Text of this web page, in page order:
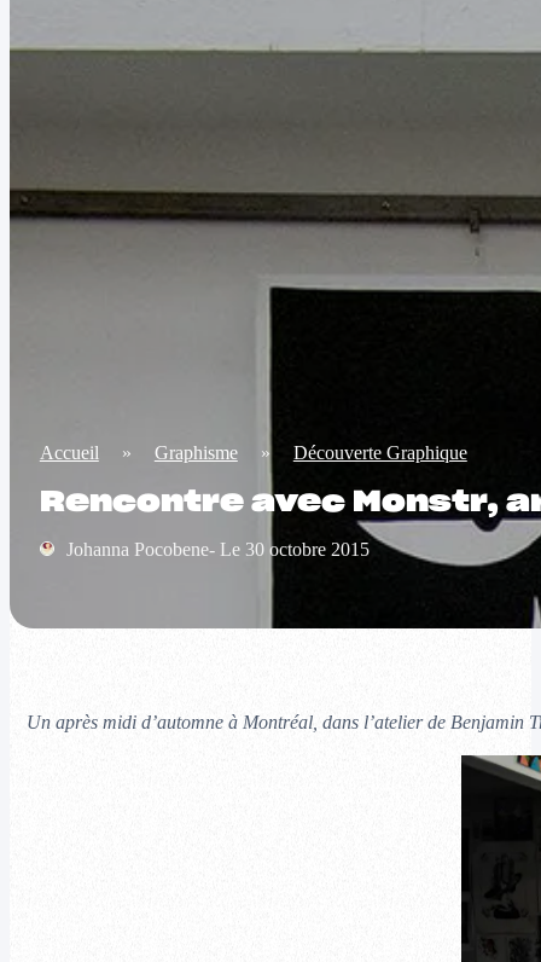
Accueil » Graphisme » Découverte Graphique
Rencontre avec Monstr,
Johanna Pocobene- Le 30 octobre 2015
Un après midi d’automne à Montréal, dans l’atelier de Benjamin